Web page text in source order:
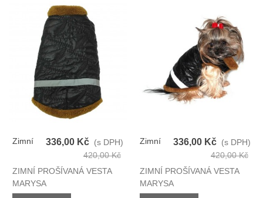
Zimní
336,00 Kč (s DPH)
420,00 Kč
ZIMNÍ PROŠÍVANÁ VESTA
MARYSA
Zimní
336,00 Kč (s DPH)
420,00 Kč
ZIMNÍ PROŠÍVANÁ VESTA
MARYSA